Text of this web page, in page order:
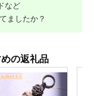
など
ましたか？
の返礼品